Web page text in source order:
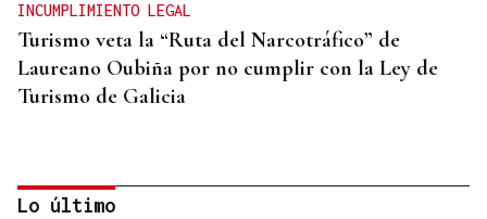
INCUMPLIMIENTO LEGAL
Turismo veta la “Ruta del Narcotráfico” de
Laureano Oubiña por no cumplir con la Ley de
Turismo de Galicia
Lo último